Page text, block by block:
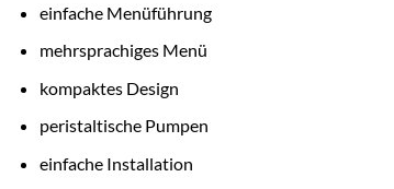
einfache Menüführung
mehrsprachiges Menü
kompaktes Design
peristaltische Pumpen
einfache Installation